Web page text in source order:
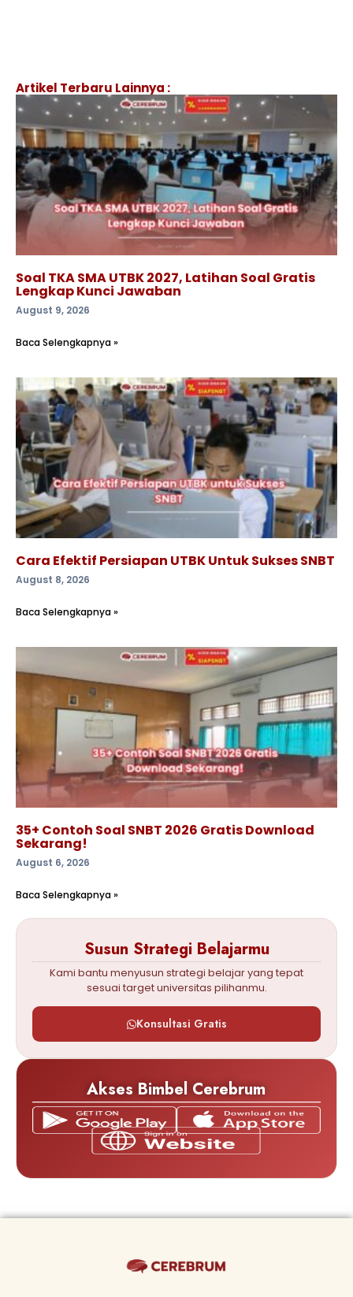
Artikel Terbaru Lainnya :
Soal TKA SMA UTBK 2027, Latihan Soal Gratis
Lengkap Kunci Jawaban
August 9, 2026
Baca Selengkapnya »
Cara Efektif Persiapan UTBK Untuk Sukses SNBT
August 8, 2026
Baca Selengkapnya »
35+ Contoh Soal SNBT 2026 Gratis Download
Sekarang!
August 6, 2026
Baca Selengkapnya »
Susun Strategi Belajarmu
Kami bantu menyusun strategi belajar yang tepat
sesuai target universitas pilihanmu.
Konsultasi Gratis
Akses Bimbel Cerebrum